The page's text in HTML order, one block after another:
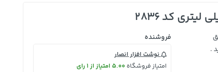
.
فروشنده
نوشت افزار انصار
امتیاز فروشگاه5.00 امتیاز از 1 رای